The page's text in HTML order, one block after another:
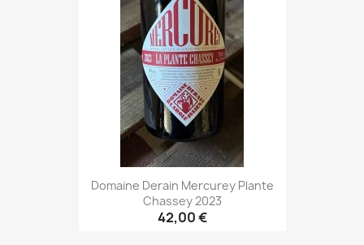
Domaine Derain Mercurey Plante
Chassey 2023
42,00 €